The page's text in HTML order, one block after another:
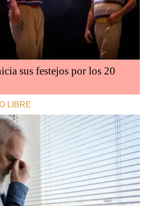
sus festejos por los 20
LIBRE